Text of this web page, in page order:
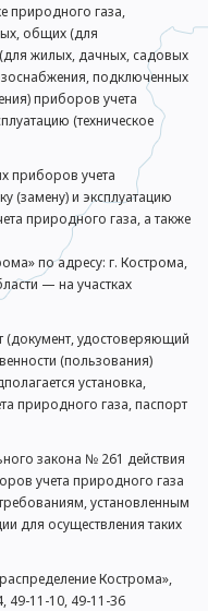
природного газа,
общих (для
жилых, дачных, садовых
подключенных
приборов учета
(техническое
приборов учета
(замену) и эксплуатацию
природного газа, а также
по адресу: г. Кострома,
— на участках
удостоверяющий
(пользования)
установка,
природного газа, паспорт
закона № 261 действия
учета природного газа
установленным
для осуществления таких
Кострома»,
, 49-11-10, 49-11-36